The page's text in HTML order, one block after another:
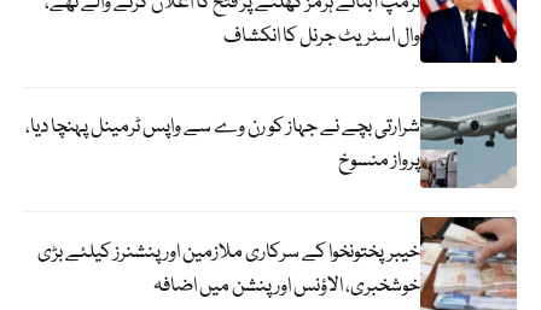
وال اسٹریٹ جرنل کا انکشاف
شرارتی بچے نے جہاز کو رن وے سے واپس ٹرمینل پہنچا دیا،
پرواز منسوخ
خیبرپختونخوا کے سرکاری ملازمین اور پنشنرز کیلئے بڑی
خوشخبری، الاؤنس اور پنشن میں اضافہ